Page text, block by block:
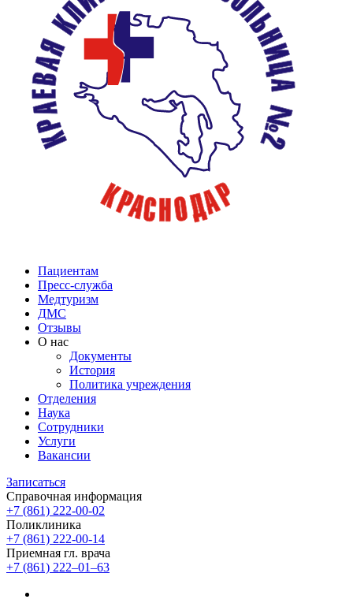
Пациентам
Пресс-служба
Медтуризм
ДМС
Отзывы
О нас
Документы
История
Политика учреждения
Отделения
Наука
Сотрудники
Услуги
Вакансии
Записаться
Справочная информация
+7 (861) 222-00-02
Поликлиника
+7 (861) 222-00-14
Приемная гл. врача
+7 (861) 222‒01‒63